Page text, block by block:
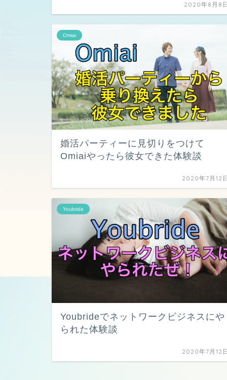
2020年8月8
Omiai
婚活パーティーに見切りをつけて
Omiaiやったら彼女できた体験談
2020年7月12
Youbride
Youbrideでネットワークビジネスにや
られた体験談
2020年7月12